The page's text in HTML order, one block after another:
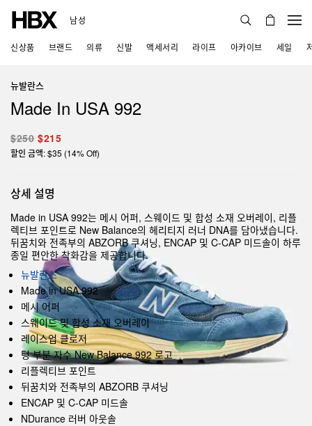
남성
신상품 브랜드 의류 신발 액세서리 라이프 아카이브 세일
뉴발란스
Made In USA 992
$250 $215
할인 금액: $35 (14% Off)
상세 설명
Made in USA 992는 메시 어퍼, 스웨이드 및 합성 소재 오버레이, 리플
렉티브 포인트로 New Balance의 헤리티지 러너 DNA를 담아냈습니다.
뒤꿈치와 전족부의 ABZORB 쿠셔닝, ENCAP 및 C-CAP 미드솔이 하루
종일 편안한 착화감을 제공합니다.
뉴발란스
Made in USA 992
메시 어퍼
스웨이드 및 합성 소재 오버레이
레이스업 클로저
텅 부분 자수 New Balance 992 로고
리플렉티브 포인트
뒤꿈치와 전족부의 ABZORB 쿠셔닝
ENCAP 및 C-CAP 미드솔
NDurance 러버 아웃솔